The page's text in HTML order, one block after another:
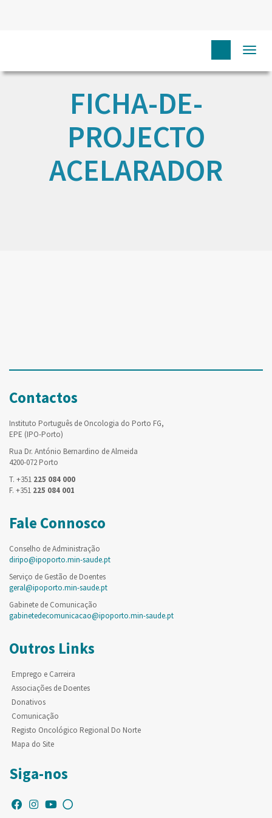
FICHA-DE-
PROJECTO
ACELARADOR
Contactos
Instituto Português de Oncologia do Porto FG,
EPE (IPO-Porto)
Rua Dr. António Bernardino de Almeida
4200-072 Porto
T. +351 225 084 000
F. +351 225 084 001
Fale Connosco
Conselho de Administração
diripo@ipoporto.min-saude.pt
Serviço de Gestão de Doentes
geral@ipoporto.min-saude.pt
Gabinete de Comunicação
gabinetedecomunicacao@ipoporto.min-saude.pt
Outros Links
Emprego e Carreira
Associações de Doentes
Donativos
Comunicação
Registo Oncológico Regional Do Norte
Mapa do Site
Siga-nos